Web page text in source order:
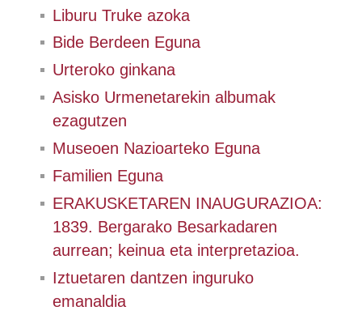
Liburu Truke azoka
Bide Berdeen Eguna
Urteroko ginkana
Asisko Urmenetarekin albumak
ezagutzen
Museoen Nazioarteko Eguna
Familien Eguna
ERAKUSKETAREN INAUGURAZIOA:
1839. Bergarako Besarkadaren
aurrean; keinua eta interpretazioa.
Iztuetaren dantzen inguruko
emanaldia